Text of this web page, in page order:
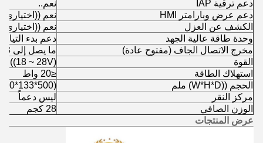
دعم ترقية IAP
نعم..
دعم عرض وبارامتر HMI
نعم ((اختياري)
الكشف عن العزل
نعم ((اختياري)
وحدة طاقة عالية الجهد
دعم بدء
مخرج الاتصال الجاف (مفتوح عادة)
ما يصل إلى 3
القوة
((18 ~ 28V)
استهلاك الطاقة
≤20 واط
الحجم ((W*H*D) ملم
مركز النقر
ليس دعماً
الوزن الصافي
28 كجم
عرض المنتجات